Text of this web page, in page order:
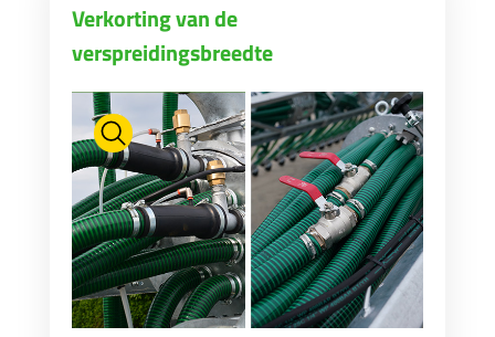
Verkorting van de
verspreidingsbreedte